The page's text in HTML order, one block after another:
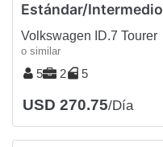
Estándar/Intermedio
Volkswagen ID.7 Tourer
o similar
5 2 5
USD 270.75/Día